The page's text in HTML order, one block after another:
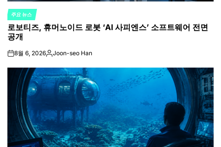
POSTED
IN
주요 뉴스
로보티즈, 휴머노이드 로봇 ‘AI 사피엔스’ 소프트웨어 전면
공개
on8월 6, 2026Posted
Joon-seo Han